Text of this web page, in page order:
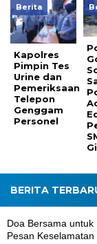
Berita
Kapolres
Pimpin Tes
Urine dan
Pemeriksaan
Telepon
Genggam
Personel
BERITA
Doa Bersama untuk
Pesan